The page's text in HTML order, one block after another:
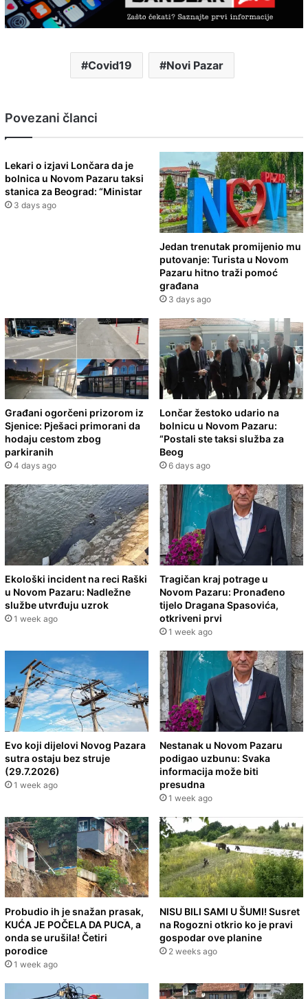
Covid19 Novi Pazar
Povezani članci
Lekari o izjavi Lončara da je
bolnica u Novom Pazaru taksi
stanica za Beograd: “Ministar
3 days ago
Jedan trenutak promijenio mu
putovanje: Turista u Novom
Pazaru hitno traži pomoć
građana
3 days ago
Građani ogorčeni prizorom iz
Sjenice: Pješaci primorani da
hodaju cestom zbog
parkiranih
4 days ago
Lončar žestoko udario na
bolnicu u Novom Pazaru:
“Postali ste taksi služba za
Beog
6 days ago
Ekološki incident na reci Raški
u Novom Pazaru: Nadležne
službe utvrđuju uzrok
1 week ago
Tragičan kraj potrage u
Novom Pazaru: Pronađeno
tijelo Dragana Spasovića,
otkriveni prvi
1 week ago
Evo koji dijelovi Novog Pazara
sutra ostaju bez struje
(29.7.2026)
1 week ago
Nestanak u Novom Pazaru
podigao uzbunu: Svaka
informacija može biti
presudna
1 week ago
Probudio ih je snažan prasak,
KUĆA JE POČELA DA PUCA, a
onda se urušila! Četiri
porodice
1 week ago
NISU BILI SAMI U ŠUMI! Susret
na Rogozni otkrio ko je pravi
gospodar ove planine
2 weeks ago